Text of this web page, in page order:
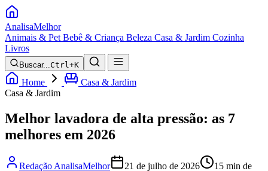
AnalisaMelhor
Animais & Pet Bebê & Criança Beleza Casa & Jardim Cozinha
Livros
Buscar...Ctrl+K
Home
Casa & Jardim
Casa & Jardim
Melhor lavadora de alta pressão: as 7
melhores em 2026
Redação AnalisaMelhor 21 de julho de 2026
15 min de